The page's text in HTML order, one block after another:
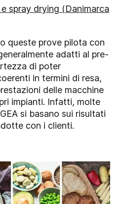
spray drying (Danimarca
queste prove pilota con
adatti al pre-
di poter
in termini di resa,
delle macchine
impianti. Infatti, molte
si basano sui risultati
con i clienti.